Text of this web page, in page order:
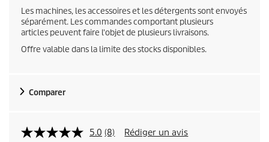
c
t
p
r
c
Les machines, les accessoires et les détergents sont envoyés
séparément. Les commandes comportant plusieurs
articles peuvent faire l'objet de plusieurs livraisons.
Offre valable dans la limite des stocks disponibles.
Comparer
5.0 (8) Rédiger un avis